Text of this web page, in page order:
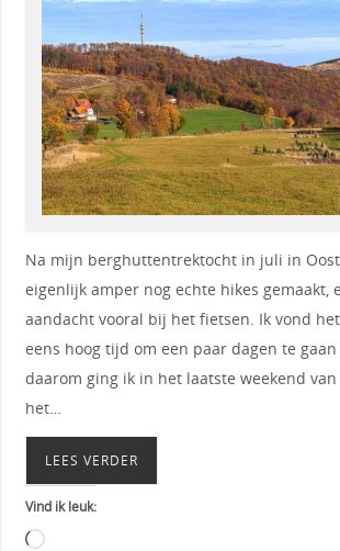
Na mijn berghuttentrektocht in juli in
eigenlijk amper nog echte hikes gemaakt,
aandacht vooral bij het fietsen. Ik vond
eens hoog tijd om een paar dagen te
daarom ging ik in het laatste weekend
het…
LEES VERDER
Vind ik leuk: